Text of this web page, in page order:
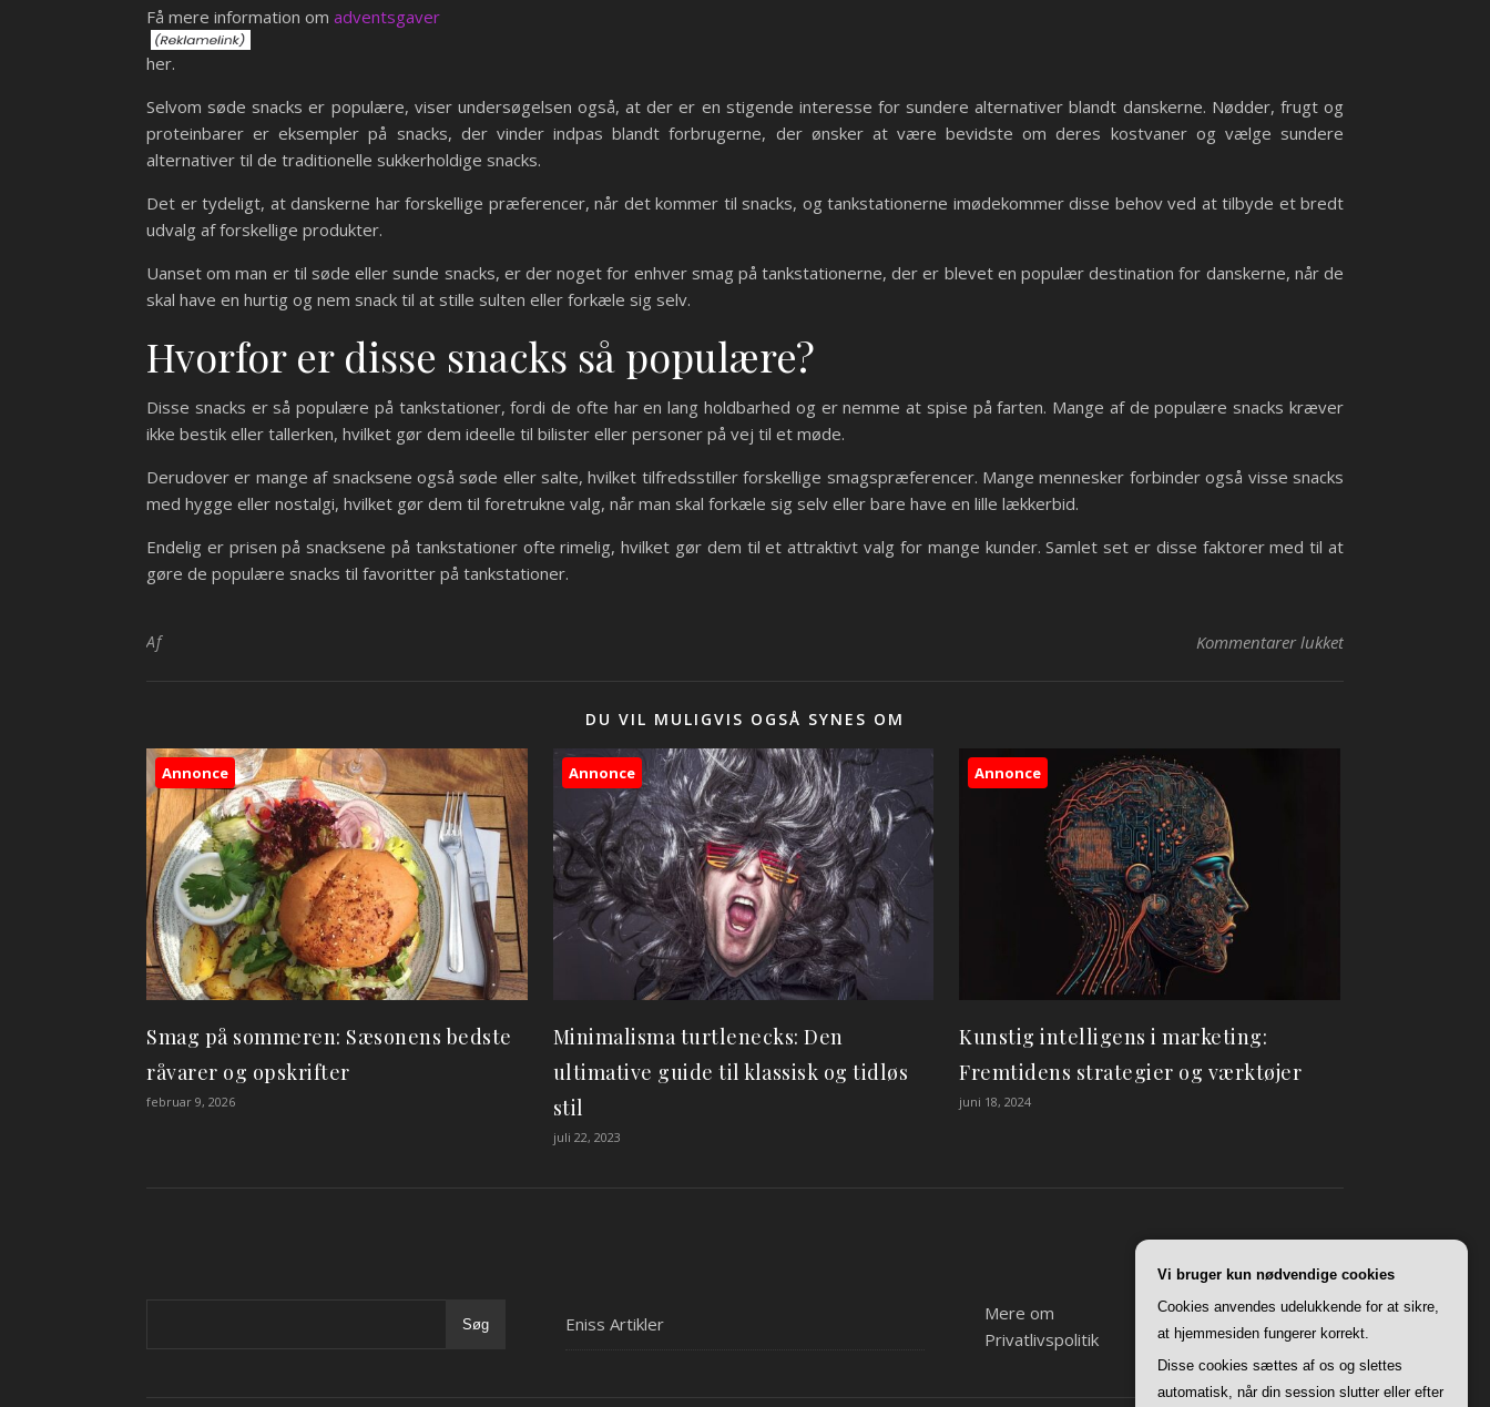
Få mere information om adventsgaver
her.
Selvom søde snacks er populære, viser undersøgelsen også, at der er en stigende interesse for sundere alternativer blandt danskerne. Nødder, frugt og
proteinbarer er eksempler på snacks, der vinder indpas blandt forbrugerne, der ønsker at være bevidste om deres kostvaner og vælge sundere
alternativer til de traditionelle sukkerholdige snacks.
Det er tydeligt, at danskerne har forskellige præferencer, når det kommer til snacks, og tankstationerne imødekommer disse behov ved at tilbyde et bredt
udvalg af forskellige produkter.
Uanset om man er til søde eller sunde snacks, er der noget for enhver smag på tankstationerne, der er blevet en populær destination for danskerne, når de
skal have en hurtig og nem snack til at stille sulten eller forkæle sig selv.
Hvorfor er disse snacks så populære?
Disse snacks er så populære på tankstationer, fordi de ofte har en lang holdbarhed og er nemme at spise på farten. Mange af de populære snacks kræver
ikke bestik eller tallerken, hvilket gør dem ideelle til bilister eller personer på vej til et møde.
Derudover er mange af snacksene også søde eller salte, hvilket tilfredsstiller forskellige smagspræferencer. Mange mennesker forbinder også visse snacks
med hygge eller nostalgi, hvilket gør dem til foretrukne valg, når man skal forkæle sig selv eller bare have en lille lækkerbid.
Endelig er prisen på snacksene på tankstationer ofte rimelig, hvilket gør dem til et attraktivt valg for mange kunder. Samlet set er disse faktorer med til at
gøre de populære snacks til favoritter på tankstationer.
Af Kommentarer lukkettil De mest
DU VIL MULIGVIS OGSÅ SYNES OM
Annonce
Smag på sommeren: Sæsonens bedste
råvarer og opskrifter
februar 9, 2026
Annonce
Minimalisma turtlenecks: Den
ultimative guide til klassisk og tidløs
stil
juli 22, 2023
Annonce
Kunstig intelligens i marketing:
Fremtidens strategier og værktøjer
juni 18, 2024
Søg Eniss Artikler
Mere om
Privatlivspolitik
Vi bruger kun nødvendige cookies
Cookies anvendes udelukkende for at sikre,
at hjemmesiden fungerer korrekt.
Disse cookies sættes af os og slettes
automatisk, når din session slutter eller efter